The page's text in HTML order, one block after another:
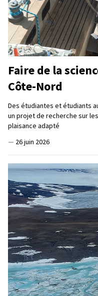
Faire de la
Côte-Nord
Des étudiantes et étudiants
un projet de recherche sur
plaisance adapté
— 26 juin 2026